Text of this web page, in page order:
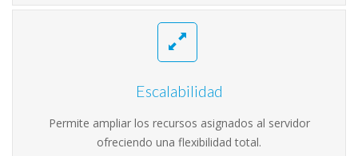
Escalabilidad
Permite ampliar los recursos asignados al servidor
ofreciendo una flexibilidad total.